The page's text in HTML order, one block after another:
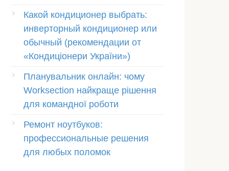
Какой кондиционер выбрать:
инверторный кондиционер или
обычный (рекомендации от
«Кондиціонери України»)
Планувальник онлайн: чому
Worksection найкраще рішення
для командної роботи
Ремонт ноутбуков:
профессиональные решения
для любых поломок